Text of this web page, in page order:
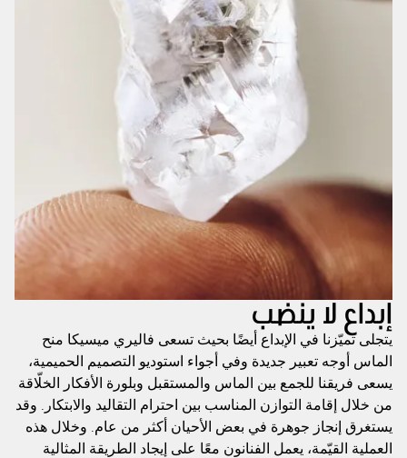
إبداع لا ينضب
يتجلى تميّزنا في الإبداع أيضًا بحيث تسعى فاليري ميسيكا منح
الماس أوجه تعبير جديدة وفي أجواء استوديو التصميم الحميمية،
يسعى فريقنا للجمع بين الماس والمستقبل وبلورة الأفكار الخلّاقة
من خلال إقامة التوازن المناسب بين احترام التقاليد والابتكار. وقد
يستغرق إنجاز جوهرة في بعض الأحيان أكثر من عام. وخلال هذه
العملية القيّمة، يعمل الفنانون معًا على إيجاد الطريقة المثالية